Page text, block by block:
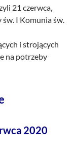
21 czerwca,
I Komunia św.
i strojących
na potrzeby
2020